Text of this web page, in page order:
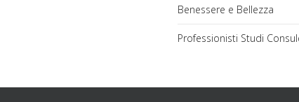
Benessere e Bellezza
Professionisti Studi